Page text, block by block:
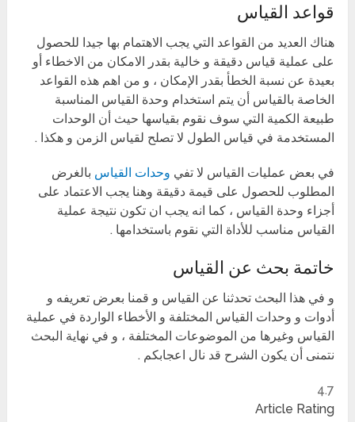
قواعد القياس
هناك العديد من القواعد التي يجب الاهتمام بها جيدا للحصول
على عملية قياس دقيقة و خالية بقدر الامكان من الاخطاء أو
بعيدة عن نسبة الخطأ بقدر الإمكان ، و من اهم هذه القواعد
الخاصة بالقياس أن يتم استخدام وحدة القياس المناسبة
طبيعة الكمية التي سوف نقوم بقياسها حيث أن الوحدات
المستخدمة في قياس الطول لا تصلح لقياس الزمن و هكذا .
في بعض عمليات القياس لا تفي وحدات القياس بالغرض
المطلوب للحصول على قيمة دقيقة وهنا يجب الاعتماد على
أجزاء وحدة القياس ، كما انه يجب ان تكون نتيجة عملية
القياس مناسب للأداة التي نقوم باستخدامها .
خاتمة بحث عن القياس
و في هذا البحث تحدثنا عن القياس و قمنا بعرض تعريفه و
أدوات و وحدات القياس المختلفة و الأخطاء الواردة في عملية
القياس وغيرها من الموضوعات المختلفة ، و في نهاية البحث
نتمنى أن يكون الشرح قد نال اعجابكم .
4.7
Article Rating